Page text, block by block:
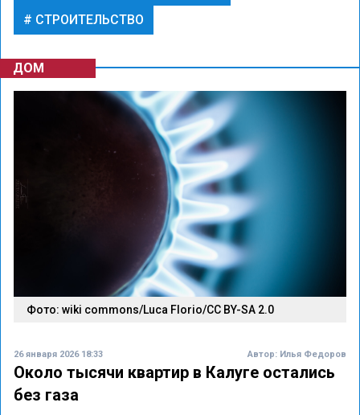
СТРОИТЕЛЬСТВО
ДОМ
Фото: wiki commons/Luca Florio/CC BY-SA 2.0
26 января 2026 18:33 Автор: Илья Федоров
Около тысячи квартир в Калуге остались
без газа